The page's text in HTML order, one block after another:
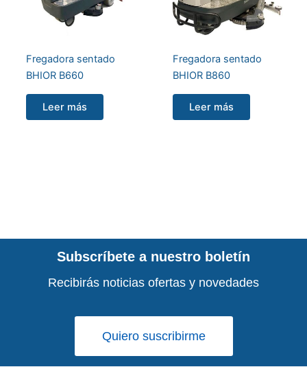
Fregadora sentado
BHIOR B660
Leer más
Fregadora sentado
BHIOR B860
Leer más
Subscríbete a nuestro boletín
Recibirás noticias ofertas y novedades
Quiero suscribirme